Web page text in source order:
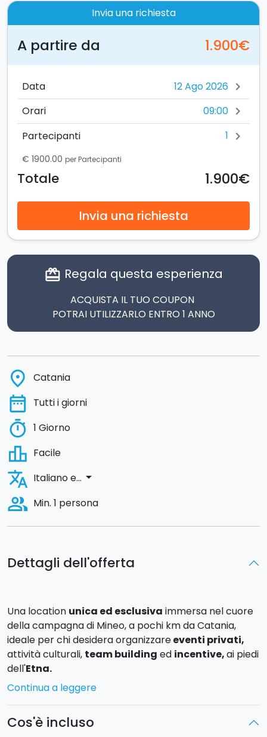
Dettagli dell'offerta
Una location unica ed esclusiva immersa nel cuore
della campagna di Mineo, a pochi km da Catania,
ideale per chi desidera organizzareeventi privati,
attività culturali, team building ed incentive,ai piedi
dell'Etna.
Si tratta di unatenuta privata
granaio, la stanza che un tempo era della maestra,
Continua a leggere
Cos'è incluso
Invia una richiesta
A partire da 1.900€
Data chevron_right
Orari 09:00 chevron_right
Partecipanti 1 chevron_right
€ 1900.00 per Partecipanti
Totale 1.900€
Invia una richiesta
card_giftcard Regala questa esperienza
ACQUISTA IL TUO COUPON
POTRAI UTILIZZARLO ENTRO 1 ANNO
place Catania
date_range Tutti i giorni
timer 1 Giorno
leaderboard Facile
translate Italiano e... arrow_drop_down
people_alt Min. 1 persona